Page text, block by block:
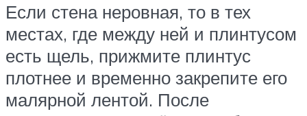
Если стена неровная, то в тех
местах, где между ней и плинтусом
есть щель, прижмите плинтус
плотнее и временно закрепите его
малярной лентой. После